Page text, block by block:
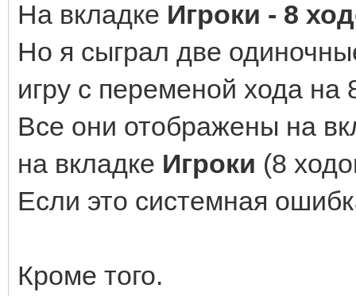
На вкладке Игроки - 8
Но я сыграл две
игру с переменой хода на
Все они отображены на
на вкладке Игроки (8
Если это системная
Кроме того.